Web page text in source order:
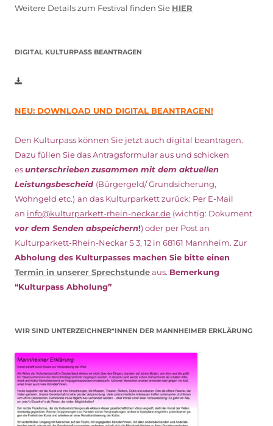
Weitere Details zum Festival finden Sie HIER
DIGITAL KULTURPASS BEANTRAGEN
NEU: DOWNLOAD UND DIGITAL BEANTRAGEN!
Den Kulturpass können Sie jetzt auch digital beantragen.
Dazu füllen Sie das Antragsformular aus und schicken
esunterschriebenzusammen mit dem aktuellen
Leistungsbescheid (Bürgergeld/ Grundsicherung,
Wohngeld etc.) an das Kulturparkett zurück: Per E-Mail
an info@kulturparkett-rhein-neckar.de (wichtig: Dokument
vor dem Senden abspeichern!) oder per Post an
Kulturparkett-Rhein-Neckar S 3, 12 in 68161 Mannheim. Zur
Abholung des Kulturpasses machen Sie bitte einen
Termin in unserer Sprechstundeaus. Bemerkung
“Kulturpass Abholung”
WIR SIND UNTERZEICHNER*INNEN DER MANNHEIMER ERKLÄRUNG